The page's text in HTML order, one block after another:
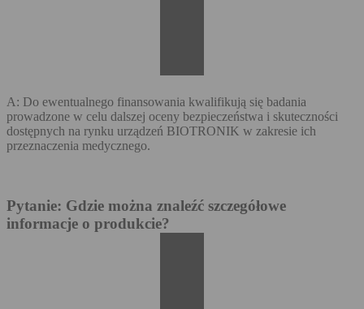
A: Do ewentualnego finansowania kwalifikują się badania
prowadzone w celu dalszej oceny bezpieczeństwa i skuteczności
dostępnych na rynku urządzeń BIOTRONIK w zakresie ich
przeznaczenia medycznego.
Pytanie: Gdzie można znaleźć szczegółowe
informacje o produkcie?